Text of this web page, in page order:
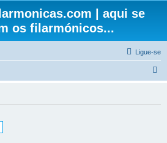
| aqui se
os filarmónicos...
Ligue-se